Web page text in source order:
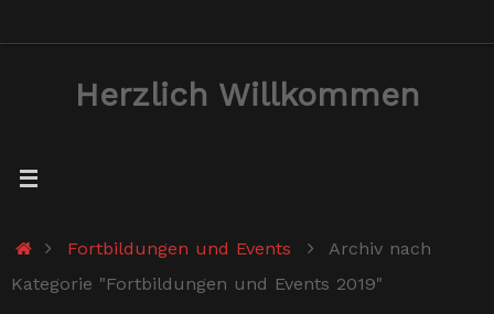
Herzlich Willkommen
StartFortbildungen und Events
Archiv nach
Kategorie "Fortbildungen und Events 2019"